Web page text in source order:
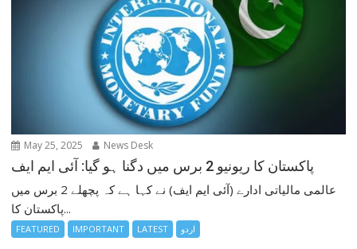
May 25, 2025 News Desk
پاکستان کا ریونیو 2 برس میں دگنا ہو گیا: آئی ایم ایف
عالمی مالیاتی ادارے (آئی ایم ایف) نے کہا ہے کہ پچھلے 2 برس میں
پاکستان کا...
FEATURED IMPORTANT LATEST اردو